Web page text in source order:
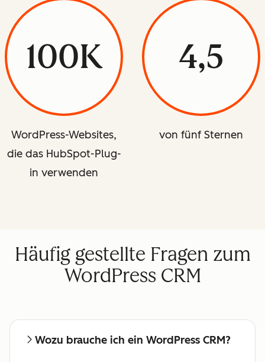
100K
WordPress-Websites,
die das HubSpot-Plug-
in verwenden
4,5
von fünf Sternen
Häufig gestellte Fragen zum
WordPress CRM
Wozu brauche ich ein WordPress CRM?